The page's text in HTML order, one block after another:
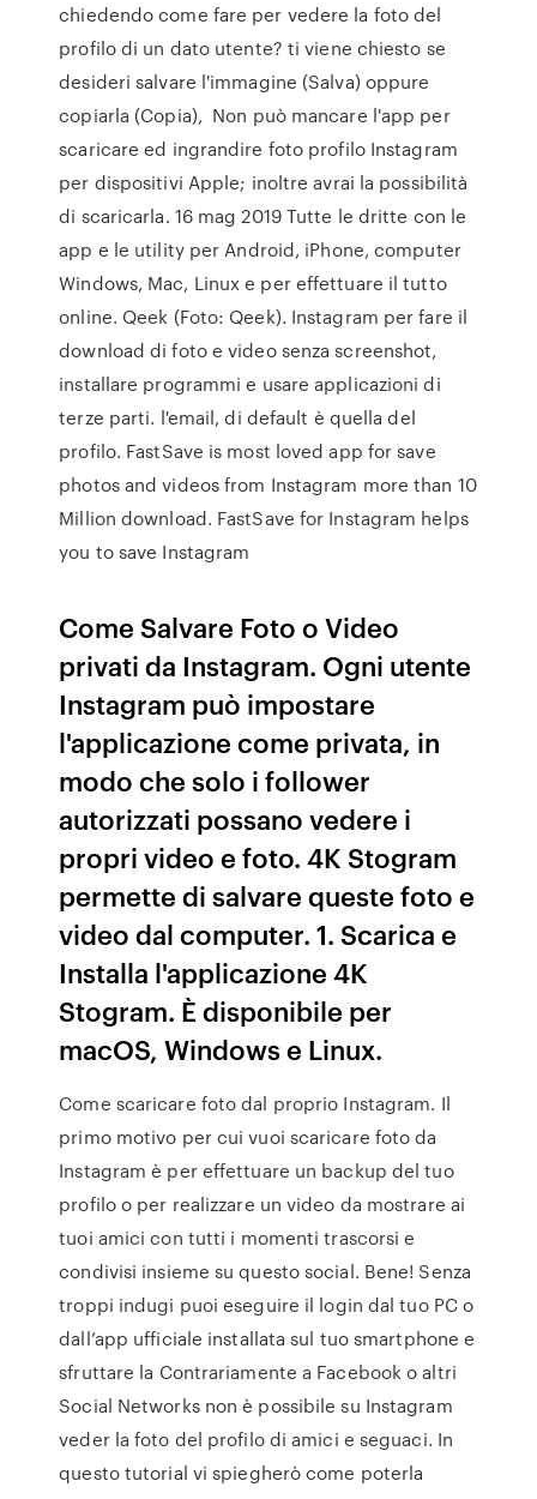
chiedendo come fare per vedere la foto del
profilo di un dato utente? ti viene chiesto se
desideri salvare l'immagine (Salva) oppure
copiarla (Copia), Non può mancare l'app per
scaricare ed ingrandire foto profilo Instagram
per dispositivi Apple; inoltre avrai la possibilità
di scaricarla. 16 mag 2019 Tutte le dritte con le
app e le utility per Android, iPhone, computer
Windows, Mac, Linux e per effettuare il tutto
online. Qeek (Foto: Qeek). Instagram per fare il
download di foto e video senza screenshot,
installare programmi e usare applicazioni di
terze parti. l'email, di default è quella del
profilo. FastSave is most loved app for save
photos and videos from Instagram more than 10
Million download. FastSave for Instagram helps
you to save Instagram
Come Salvare Foto o Video
privati da Instagram. Ogni utente
Instagram può impostare
l'applicazione come privata, in
modo che solo i follower
autorizzati possano vedere i
propri video e foto. 4K Stogram
permette di salvare queste foto e
video dal computer. 1. Scarica e
Installa l'applicazione 4K
Stogram. È disponibile per
macOS, Windows e Linux.
Come scaricare foto dal proprio Instagram. Il
primo motivo per cui vuoi scaricare foto da
Instagram è per effettuare un backup del tuo
profilo o per realizzare un video da mostrare ai
tuoi amici con tutti i momenti trascorsi e
condivisi insieme su questo social. Bene! Senza
troppi indugi puoi eseguire il login dal tuo PC o
dall’app ufficiale installata sul tuo smartphone e
sfruttare la Contrariamente a Facebook o altri
Social Networks non è possibile su Instagram
veder la foto del profilo di amici e seguaci. In
questo tutorial vi spiegherò come poterla